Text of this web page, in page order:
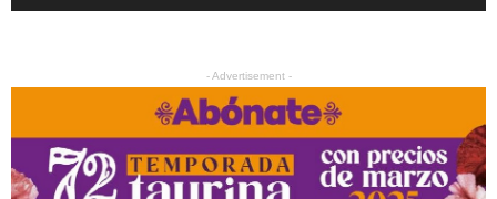
- Advertisement -